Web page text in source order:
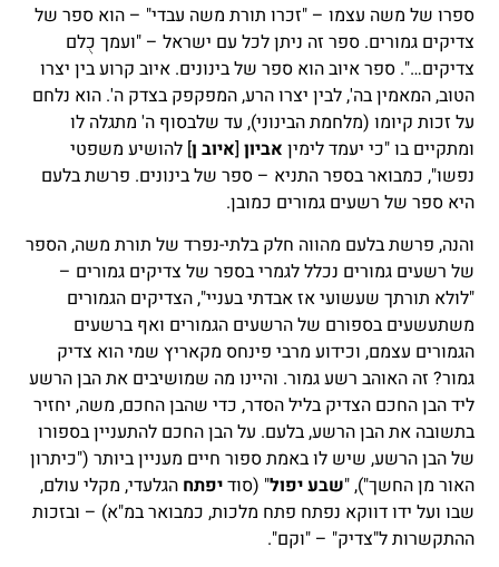
ספרו של משה עצמו – "זכרו תורת משה עבדי" – הוא ספר של
צדיקים גמורים. ספר זה ניתן לכל עם ישראל – "ועמך כֻלם
צדיקים…". ספר איוב הוא ספר של בינונים. איוב קרוע בין יצרו
הטוב, המאמין בה', לבין יצרו הרע, המפקפק בצדק ה'. הוא נלחם
על זכות קיומו (מלחמת הבינוני), עד שלבסוף ה' מתגלה לו
ומתקיים בו "כי יעמד לימין אביון [איוב ן] להושיע משפטי
נפשו", כמבואר בספר התניא – ספר של בינונים. פרשת בלעם
היא ספר של רשעים גמורים כמובן.
והנה, פרשת בלעם מהווה חלק בלתי-נפרד של תורת משה, הספר
של רשעים גמורים נכלל לגמרי בספר של צדיקים גמורים –
"לולא תורתך שעשועי אז אבדתי בעניי", הצדיקים הגמורים
משתעשעים בספורם של הרשעים הגמורים ואף ברשעים
הגמורים עצמם, וכידוע מרבי פינחס מקאריץ שמי הוא צדיק
גמור? זה האוהב רשע גמור. והיינו מה שמושיבים את הבן הרשע
ליד הבן החכם הצדיק בליל הסדר, כדי שהבן החכם, משה, יחזיר
בתשובה את הבן הרשע, בלעם. על הבן החכם להתעניין בספורו
של הבן הרשע, שיש לו באמת ספור חיים מעניין ביותר ("כיתרון
האור מן החשך"), "שבע יפול" (סודיפתח הגלעדי, מקלי עולם,
שבו ועל ידו דווקא נפתח פתח מלכות, כמבואר במ"א) – ובזכות
ההתקשרות ל"צדיק" – "וקם".